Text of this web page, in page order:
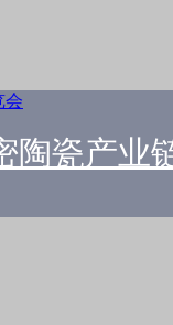
陶瓷产业